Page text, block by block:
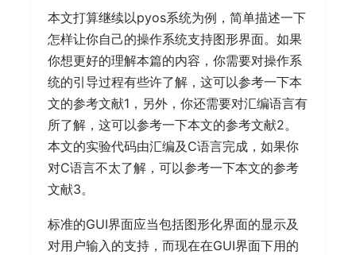
本文打算继续以pyos系统为例，简单描述一下
怎样让你自己的操作系统支持图形界面。如果
你想更好的理解本篇的内容，你需要对操作系
统的引导过程有些许了解，这可以参考一下本
文的参考文献1，另外，你还需要对汇编语言有
所了解，这可以参考一下本文的参考文献2。
本文的实验代码由汇编及C语言完成，如果你
对C语言不太了解，可以参考一下本文的参考
文献3。
标准的GUI界面应当包括图形化界面的显示及
对用户输入的支持，而现在在GUI界面下用的